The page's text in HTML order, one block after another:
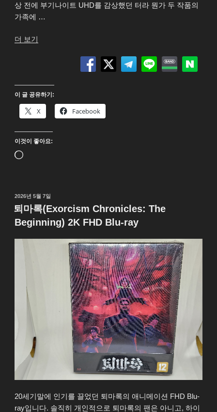
상 전에 부기나이트 UHD를 감상했던 터라 뭔가 두 작품의
가족에 …
더 보기
프
터
어
나
더
(One
UHD
Blu-
ray”
이 글 공유하기:
X Facebook
이것이 좋아요:
로
작
성
일
자
2026년 5월 7일
퇴마록(Exorcism Chronicles: The
Beginning) 2K FHD Blu-ray
20세기말에 인기를 끌었던 퇴마록의 애니메이션 FHD Blu-
ray입니다. 솔직히 개인적으로 퇴마록의 팬은 아니고, 하이